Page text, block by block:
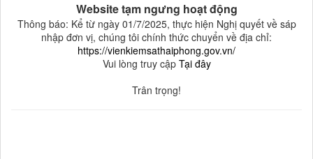
Website tạm ngưng hoạt động
Thông báo: Kể từ ngày 01/7/2025, thực hiện Nghị quyết về sáp
nhập đơn vị, chúng tôi chính thức chuyển về địa chỉ:
https://vienkiemsathaiphong.gov.vn/
Vui lòng truy cập Tại đây
Trân trọng!